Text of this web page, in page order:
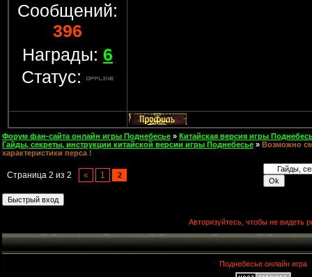
Сообщений:
396
Награды: 6
Статус:
Форум фан-сайта онлайн игры Поднебесье » Китайская версия игры
Гайды, секреты, инструкции китайской версии игры Поднебесье » Возможно
характеристики перса !
Страница 2 из 2 « 1 2
Авторизуйтесь, чтобы не видеть
Поднебесье онлайн игра